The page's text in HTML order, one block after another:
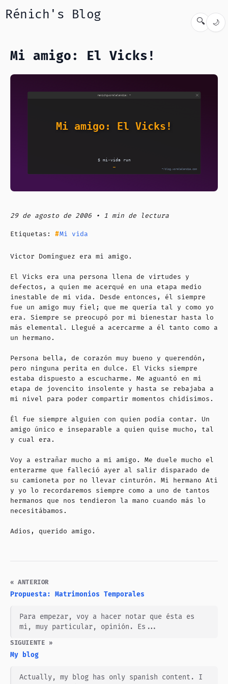
Rénich's Blog 🔍 🌙
Mi amigo: El Vicks!
29 de agosto de 2006 • 1 min de lectura
Etiquetas: Mi vida
Victor Domínguez era mi amigo.
El Vicks era una persona llena de virtudes y
defectos, a quien me acerqué en una etapa medio
inestable de mi vida. Desde entonces, él siempre
fue un amigo muy fiel; que me quería tal y como yo
era. Siempre se preocupó por mi bienestar hasta lo
más elemental. Llegué a acercarme a él tanto como a
un hermano.
Persona bella, de corazón muy bueno y querendón,
pero ninguna perita en dulce. El Vicks siempre
estaba dispuesto a escucharme. Me aguantó en mi
etapa de jovencito insolente y hasta se rebajaba a
mi nivel para poder compartir momentos chidísimos.
Él fue siempre alguien con quien podía contar. Un
amigo único e inseparable a quien quise mucho, tal
y cual era.
Voy a estrañar mucho a mi amigo. Me duele mucho el
enterarme que falleció ayer al salir disparado de
su camioneta por no llevar cinturón. Mi hermano Ati
y yo lo recordaremos siempre como a uno de tantos
hermanos que nos tendieron la mano cuando más lo
necesitábamos.
Adios, querido amigo.
« ANTERIOR
Propuesta: Matrimonios Temporales
Para empezar, voy a hacer notar que ésta es
mi, muy particular, opinión. Es...
SIGUIENTE »
My blog
Actually, my blog has only spanish content. I